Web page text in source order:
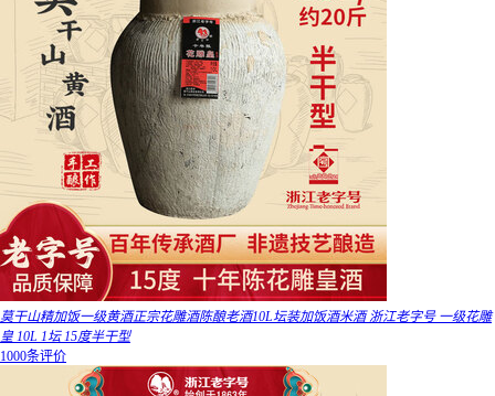
莫干山精加饭一级黄酒正宗花雕酒陈酿老酒10L坛装加饭酒米酒 浙江老字号 一级花雕
皇 10L 1坛 15度半干型
1000条评价